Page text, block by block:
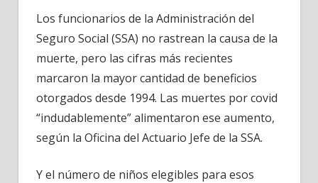
Los funcionarios de la Administración del
Seguro Social (SSA) no rastrean la causa de la
muerte, pero las cifras más recientes
marcaron la mayor cantidad de beneficios
otorgados desde 1994. Las muertes por covid
“indudablemente” alimentaron ese aumento,
según la Oficina del Actuario Jefe de la SSA.
Y el número de niños elegibles para esos